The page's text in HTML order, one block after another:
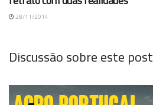
28/11/2014
Discussão sobre este post